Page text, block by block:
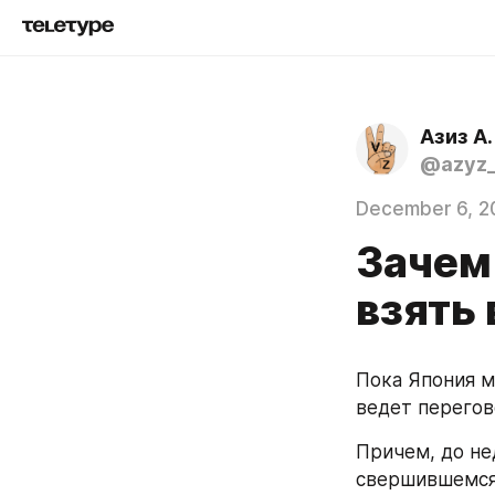
Азиз А.
December 6,
взять
Пока Япония
ведет
Причем, до